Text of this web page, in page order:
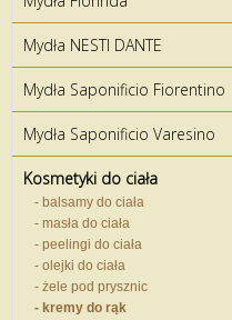
Mydła NESTI DANTE
Mydła Saponificio Fiorentino
Mydła Saponificio Varesino
Kosmetyki do ciała
- balsamy do ciała
- masła do ciała
- peelingi do ciała
- olejki do ciała
- żele pod prysznic
- kremy do rąk